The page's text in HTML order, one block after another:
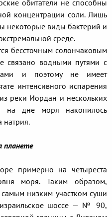
обитатели не способны
концентрации соли. Лишь
некоторые виды бактерий и
среде.
бессточным солончаковым
связано водными путями с
и поэтому не имеет
интенсивного испарения
реки Иордан и нескольких
на дне моря накопилось
натрия.
планете
примерно на четыреста
моря. Таким образом,
низким участком суши
шоссе — № 90,